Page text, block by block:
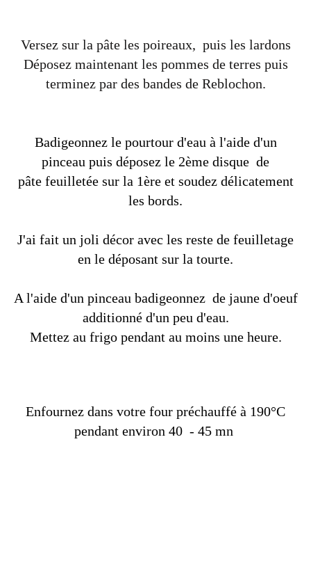
Versez sur la pâte les poireaux, puis les lardons
Déposez maintenant les pommes de terres puis
terminez par des bandes de Reblochon.
Badigeonnez le pourtour d'eau à l'aide d'un
pinceau puis déposez le 2ème disque de
pâte feuilletée sur la 1ère et soudez délicatement
les bords.
J'ai fait un joli décor avec les reste de feuilletage
en le déposant sur la tourte.
A l'aide d'un pinceau badigeonnez de jaune d'oeuf
additionné d'un peu d'eau.
Mettez au frigo pendant au moins une heure.
Enfournez dans votre four préchauffé à 190°C
pendant environ 40 - 45 mn